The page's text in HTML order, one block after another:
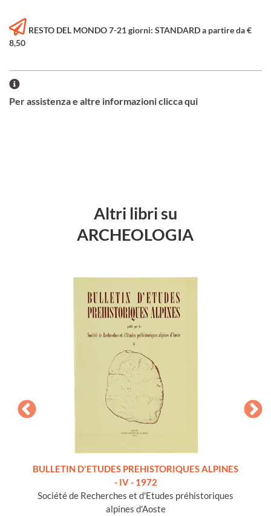
RESTO DEL MONDO 7-21 giorni: STANDARD a partire da €
8,50
Per assistenza e altre informazioni clicca qui
Altri libri su
ARCHEOLOGIA
BULLETIN D'ETUDES PREHISTORIQUES ALPINES
- IV - 1972
Société de Recherches et d'Etudes préhistoriques
alpines d'Aoste